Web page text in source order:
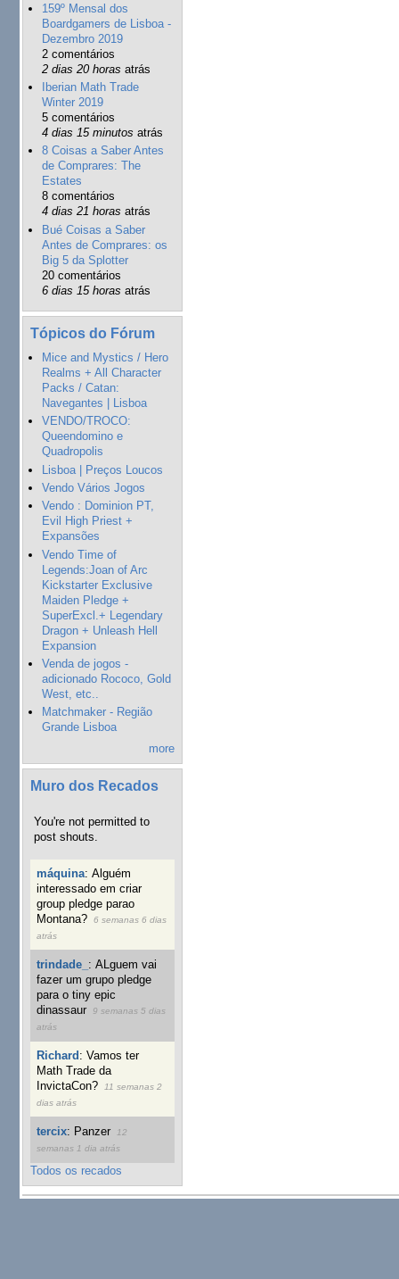
159º Mensal dos
Boardgamers de Lisboa -
Dezembro 2019
2 comentários
2 dias 20 horas atrás
Iberian Math Trade
Winter 2019
5 comentários
4 dias 15 minutos atrás
8 Coisas a Saber Antes
de Comprares: The
Estates
8 comentários
4 dias 21 horas atrás
Bué Coisas a Saber
Antes de Comprares: os
Big 5 da Splotter
20 comentários
6 dias 15 horas atrás
Tópicos do Fórum
Mice and Mystics / Hero
Realms + All Character
Packs / Catan:
Navegantes | Lisboa
VENDO/TROCO:
Queendomino e
Quadropolis
Lisboa | Preços Loucos
Vendo Vários Jogos
Vendo : Dominion PT,
Evil High Priest +
Expansões
Vendo Time of
Legends:Joan of Arc
Kickstarter Exclusive
Maiden Pledge +
SuperExcl.+ Legendary
Dragon + Unleash Hell
Expansion
Venda de jogos -
adicionado Rococo, Gold
West, etc..
Matchmaker - Região
Grande Lisboa
more
Muro dos Recados
You're not permitted to
post shouts.
máquina:Alguém
interessado em criar
group pledge parao
Montana?
6 semanas 6 dias
atrás
trindade_ :ALguem vai
fazer um grupo pledge
para o tiny epic
dinassaur
9 semanas 5 dias
atrás
Richard :Vamos ter
Math Trade da
InvictaCon?
11 semanas 2
dias atrás
tercix: Panzer
12
semanas 1 dia atrás
Todos os recados